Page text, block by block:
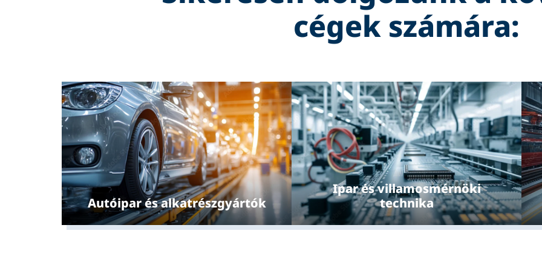
cégek számára:
Autóipar és alkatrészgyártók
Ipar és villamosmérnöki
technika